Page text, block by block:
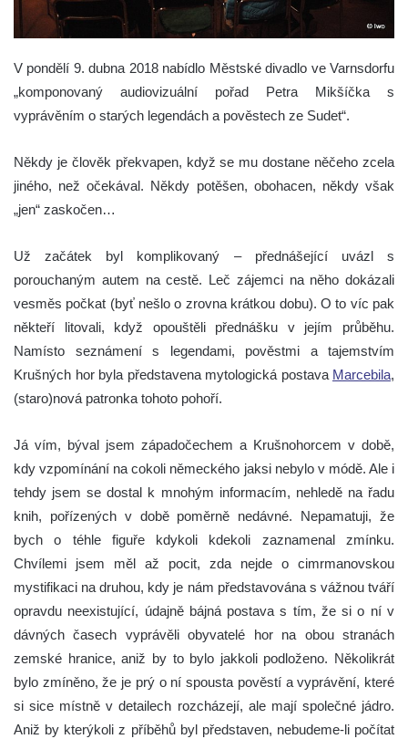
V pondělí 9. dubna 2018 nabídlo Městské divadlo ve Varnsdorfu
„komponovaný audiovizuální pořad Petra Mikšíčka s
vyprávěním o starých legendách a pověstech ze Sudet“.
Někdy je člověk překvapen, když se mu dostane něčeho zcela
jiného, než očekával. Někdy potěšen, obohacen, někdy však
„jen“ zaskočen…
Už začátek byl komplikovaný – přednášející uvázl s
porouchaným autem na cestě. Leč zájemci na něho dokázali
vesměs počkat (byť nešlo o zrovna krátkou dobu). O to víc pak
někteří litovali, když opouštěli přednášku v jejím průběhu.
Namísto seznámení s legendami, pověstmi a tajemstvím
Krušných hor byla představena mytologická postava Marcebila,
(staro)nová patronka tohoto pohoří.
Já vím, býval jsem západočechem a Krušnohorcem v době,
kdy vzpomínání na cokoli německého jaksi nebylo v módě. Ale i
tehdy jsem se dostal k mnohým informacím, nehledě na řadu
knih, pořízených v době poměrně nedávné. Nepamatuji, že
bych o téhle figuře kdykoli kdekoli zaznamenal zmínku.
Chvílemi jsem měl až pocit, zda nejde o cimrmanovskou
mystifikaci na druhou, kdy je nám představována s vážnou tváří
opravdu neexistující, údajně bájná postava s tím, že si o ní v
dávných časech vyprávěli obyvatelé hor na obou stranách
zemské hranice, aniž by to bylo jakkoli podloženo. Několikrát
bylo zmíněno, že je prý o ní spousta pověstí a vyprávění, které
si sice místně v detailech rozcházejí, ale mají společné jádro.
Aniž by kterýkoli z příběhů byl představen, nebudeme-li počítat